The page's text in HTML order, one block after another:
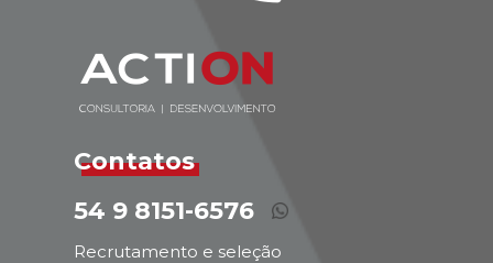
Contatos
54 9 8151-6576
Recrutamento e seleção